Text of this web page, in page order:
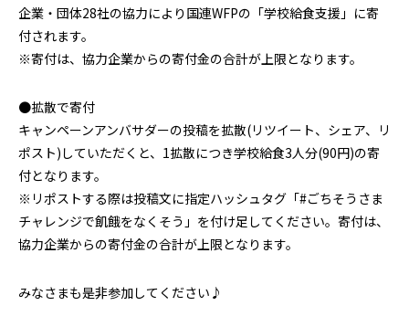
企業・団体28社の協力により国連WFPの「学校給食支援」に寄
付されます。
※寄付は、協力企業からの寄付金の合計が上限となります。
●拡散で寄付
キャンペーンアンバサダーの投稿を拡散(リツイート、シェア、リ
ポスト)していただくと、1拡散につき学校給食3人分(90円)の寄
付となります。
※リポストする際は投稿文に指定ハッシュタグ「#ごちそうさま
チャレンジで飢餓をなくそう」を付け足してください。寄付は、
協力企業からの寄付金の合計が上限となります。
みなさまも是非参加してください♪